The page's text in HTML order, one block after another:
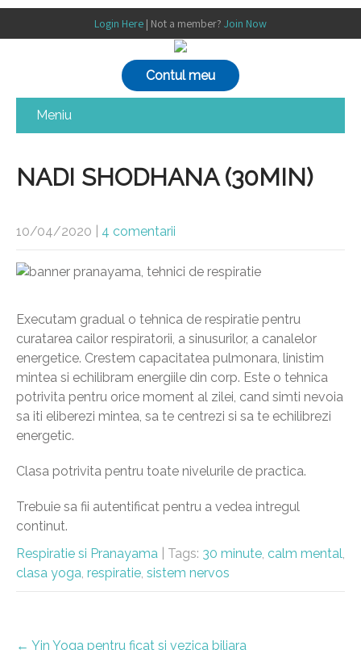
Login Here | Not a member? Join Now
Contul meu
Meniu
NADI SHODHANA (30MIN)
10/04/2020 4 comentarii
Executam gradual o tehnica de respiratie pentru
curatarea cailor respiratorii, a sinusurilor, a canalelor
energetice. Crestem capacitatea pulmonara, linistim
mintea si echilibram energiile din corp. Este o tehnica
potrivita pentru orice moment al zilei, cand simti nevoia
sa iti eliberezi mintea, sa te centrezi si sa te echilibrezi
energetic.
Clasa potrivita pentru toate nivelurile de practica.
Trebuie sa fii autentificat pentru a vedea intregul
continut.
Respiratie si Pranayama
| Tags: 30 minute, calm mental,
clasa yoga, respiratie, sistem nervos
Post
← Yin Yoga pentru ficat si vezica biliara